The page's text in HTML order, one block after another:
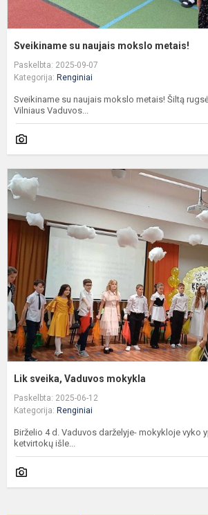
Sveikiname su naujais mokslo metais!
Paskelbta: 2025-09-07
Kategorija: Renginiai
Sveikiname su naujais mokslo metais! Šiltą
Vilniaus Vaduvos...
Lik sveika, Vaduvos mokykla
Paskelbta: 2025-06-12
Kategorija: Renginiai
Birželio 4 d. Vaduvos darželyje- mokykloje vyko
ketvirtokų išle...